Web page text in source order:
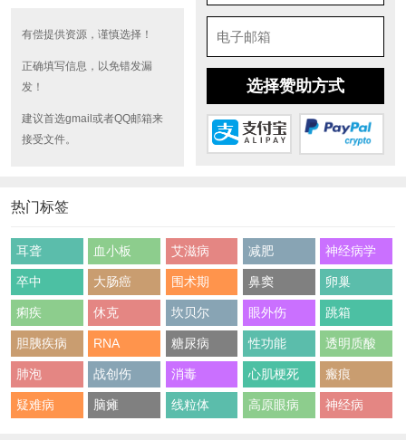
有偿提供资源，谨慎选择！
正确填写信息，以免错发漏
发！
建议首选gmail或者QQ邮箱来
接受文件。
选择赞助方式
热门标签
耳聋 血小板 艾滋病 减肥 神经病学
卒中 大肠癌 围术期 鼻窦 卵巢
痢疾 休克 坎贝尔 眼外伤 跳箱
胆胰疾病 RNA 糖尿病 性功能 透明质酸
肺泡 战创伤 消毒 心肌梗死 瘢痕
疑难病 脑瘫 线粒体 高原眼病 神经病